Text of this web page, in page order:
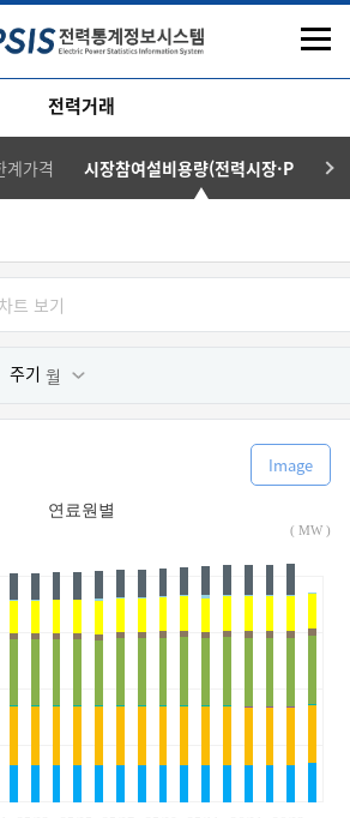
전력거래
계가격 시장참여설비용량(전력시장·PPA)
트 보기
주기 월
Image
연료원별
( MW )